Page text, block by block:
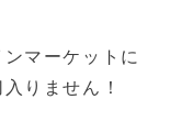
マーケットに
りません！